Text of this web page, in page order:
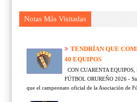
Notas Más Visitadas
TENDRÍAN QUE
40 EQUIPOS
CON CUARENTA EQUIPOS,
FÚTBOL ORUREÑO 2026 -
que el campeonato oficial de la Asociación de